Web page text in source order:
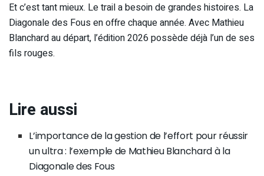
Et c’est tant mieux. Le trail a besoin de grandes histoires. La
Diagonale des Fous en offre chaque année. Avec Mathieu
Blanchard au départ, l’édition 2026 possède déjà l’un de ses
fils rouges.
Lire aussi
L’importance de la gestion de l’effort pour réussir
un ultra : l’exemple de Mathieu Blanchard à la
Diagonale des Fous